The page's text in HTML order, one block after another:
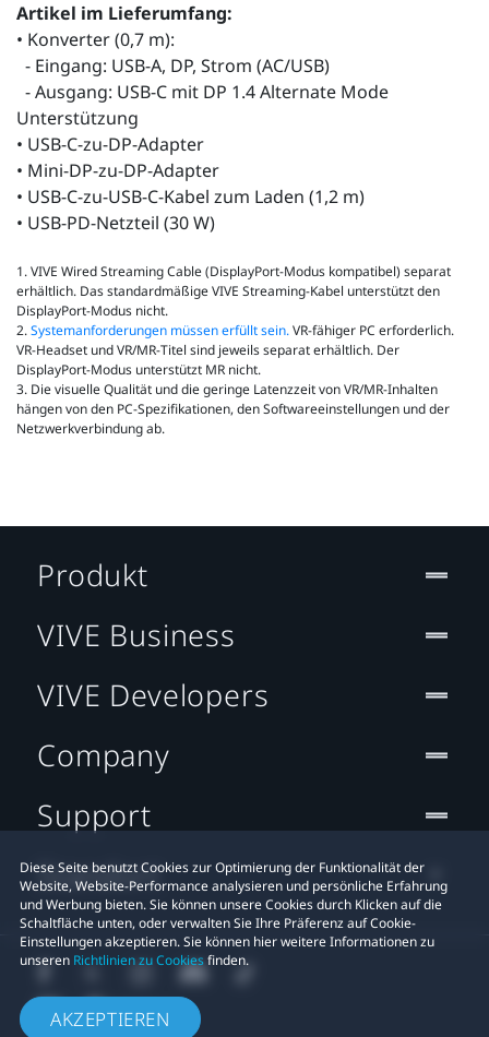
Artikel im Lieferumfang:
• Konverter (0,7 m):
- Eingang: USB-A, DP, Strom (AC/USB)
- Ausgang: USB-C mit DP 1.4 Alternate Mode
Unterstützung
• USB-C-zu-DP-Adapter
• Mini-DP-zu-DP-Adapter
• USB-C-zu-USB-C-Kabel zum Laden (1,2 m)
• USB-PD-Netzteil (30 W)
1. VIVE Wired Streaming Cable (DisplayPort-Modus kompatibel) separat
erhältlich. Das standardmäßige VIVE Streaming-Kabel unterstützt den
DisplayPort-Modus nicht.
2.Systemanforderungen müssen erfüllt sein.VR-fähiger PC erforderlich.
VR-Headset und VR/MR-Titel sind jeweils separat erhältlich. Der
DisplayPort-Modus unterstützt MR nicht.
3. Die visuelle Qualität und die geringe Latenzzeit von VR/MR-Inhalten
hängen von den PC-Spezifikationen, den Softwareeinstellungen und der
Netzwerkverbindung ab.
Diese Seite benutzt Cookies zur Optimierung der Funktionalität der
Website, Website-Performance analysieren und persönliche Erfahrung
und Werbung bieten. Sie können unsere Cookies durch Klicken auf die
Schaltfläche unten, oder verwalten Sie Ihre Präferenz auf Cookie-
Einstellungen akzeptieren. Sie können hier weitere Informationen zu
unseren Richtlinien zu Cookiesfinden.
AKZEPTIEREN
Produkt
VIVE Business
VIVE Developers
Company
Support
Standort